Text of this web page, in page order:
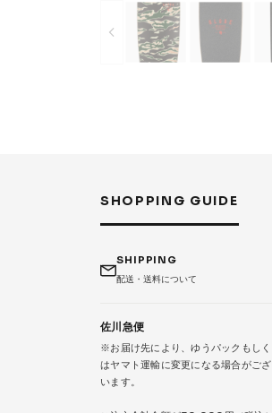
SHOPPING GUIDE
SHIPPING
配送・送料について
佐川急便
※お届け先により、ゆうパックもしく
はヤマト運輸に変更になる場合がござ
います。